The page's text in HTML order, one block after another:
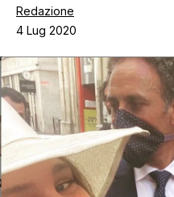
Contatti
Redazione
4 Lug 2020